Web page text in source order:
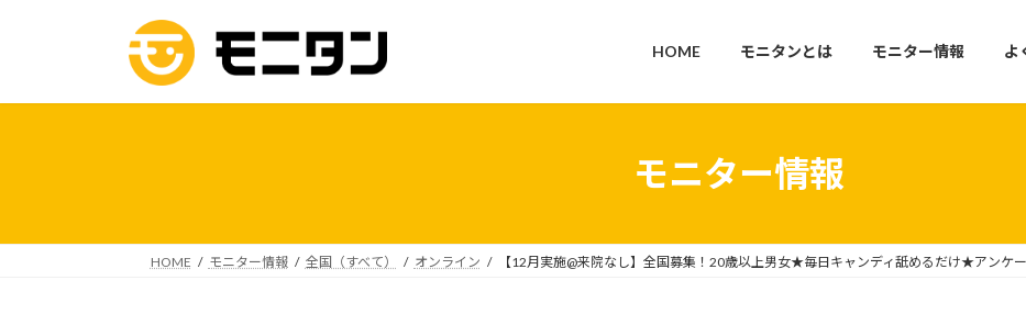
プ
動
HOME モニタンとは モニター情報 よ
モニター情報
HOME モニター情報 全国（すべて） オンライン 【12月実施@来院なし】全国募集！20歳以上男女★毎日キャンディ舐めるだけ★アンケ